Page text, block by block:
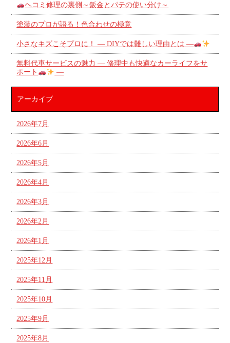
ヘコミ修理の裏側～鈑金とパテの使い分け～
塗装のプロが語る！色合わせの極意
小さなキズこそプロに！ ― DIYでは難しい理由とは ―
無料代車サービスの魅力 ― 修理中も快適なカーライフをサ
ポート
―
アーカイブ
2026年7月
2026年6月
2026年5月
2026年4月
2026年3月
2026年2月
2026年1月
2025年12月
2025年11月
2025年10月
2025年9月
2025年8月